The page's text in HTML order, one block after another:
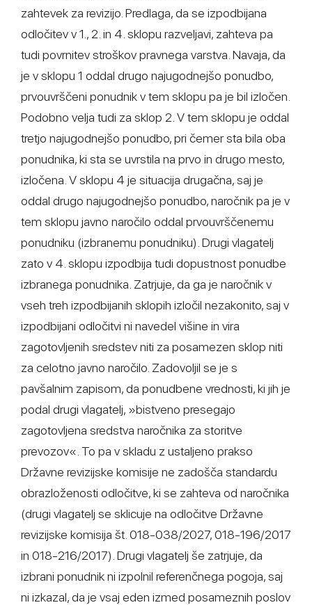
zahtevek za revizijo. Predlaga, da se izpodbijana
odločitev v 1., 2. in 4. sklopu razveljavi, zahteva pa
tudi povrnitev stroškov pravnega varstva. Navaja, da
je v sklopu 1 oddal drugo najugodnejšo ponudbo,
prvouvrščeni ponudnik v tem sklopu pa je bil izločen.
Podobno velja tudi za sklop 2. V tem sklopu je oddal
tretjo najugodnejšo ponudbo, pri čemer sta bila oba
ponudnika, ki sta se uvrstila na prvo in drugo mesto,
izločena. V sklopu 4 je situacija drugačna, saj je
oddal drugo najugodnejšo ponudbo, naročnik pa je v
tem sklopu javno naročilo oddal prvouvrščenemu
ponudniku (izbranemu ponudniku). Drugi vlagatelj
zato v 4. sklopu izpodbija tudi dopustnost ponudbe
izbranega ponudnika. Zatrjuje, da ga je naročnik v
vseh treh izpodbijanih sklopih izločil nezakonito, saj v
izpodbijani odločitvi ni navedel višine in vira
zagotovljenih sredstev niti za posamezen sklop niti
za celotno javno naročilo. Zadovoljil se je s
pavšalnim zapisom, da ponudbene vrednosti, ki jih je
podal drugi vlagatelj, »bistveno presegajo
zagotovljena sredstva naročnika za storitve
prevozov«. To pa v skladu z ustaljeno prakso
Državne revizijske komisije ne zadošča standardu
obrazloženosti odločitve, ki se zahteva od naročnika
(drugi vlagatelj se sklicuje na odločitve Državne
revizijske komisija št. 018-038/2027, 018-196/2017
in 018-216/2017). Drugi vlagatelj še zatrjuje, da
izbrani ponudnik ni izpolnil referenčnega pogoja, saj
ni izkazal, da je vsaj eden izmed posameznih poslov